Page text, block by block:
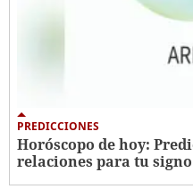
PREDICCIONES
Horóscopo de hoy:
relaciones para tu signo